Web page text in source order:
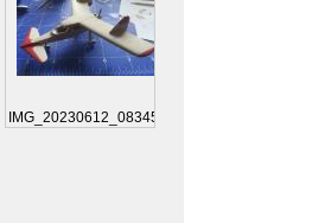
IMG_20230612_083456